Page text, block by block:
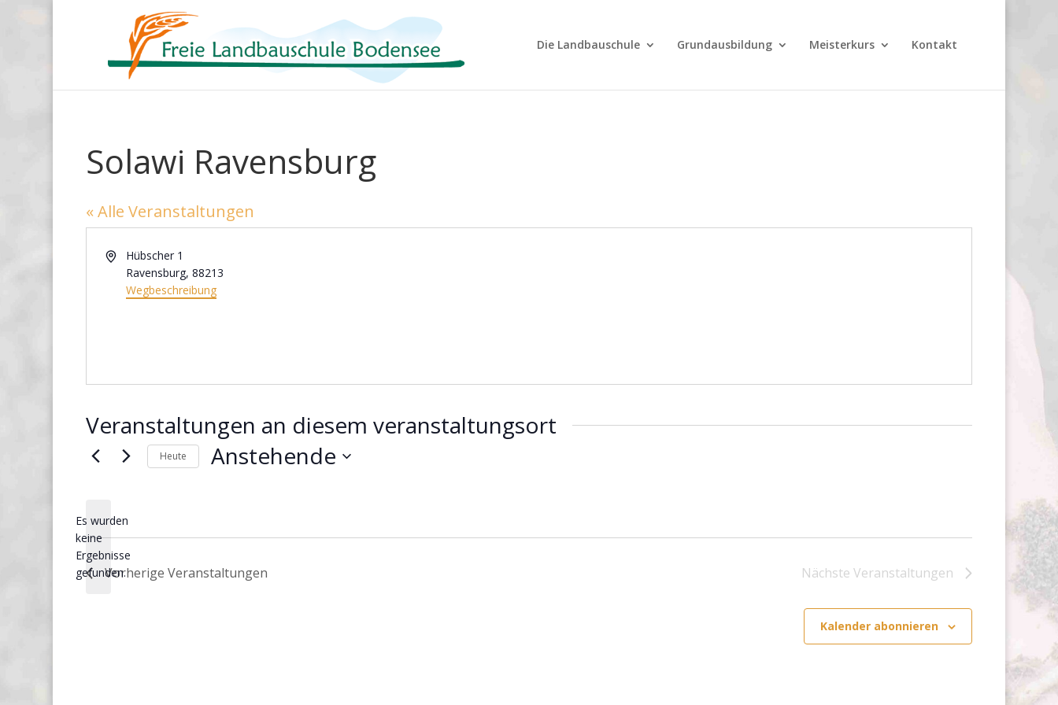
Die Landbauschule Grundausbildung Meisterkurs Kontakt
Solawi Ravensburg
« Alle Veranstaltungen
AdresseHübscher 1
Ravensburg, 88213
Wegbeschreibung
Veranstaltungen an diesem veranstaltungsort
Hinweis
Es wurden
keine
Ergebnisse
gefunden.
Heute Anstehende
VorherigeVeranstaltungen Nächste Veranstaltungen
Kalender abonnieren